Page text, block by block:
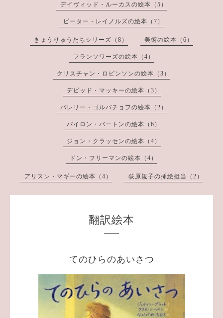
デイヴィッド・ルーカスの絵本（5）
ピーター・レイノルズの絵本（7）
きょうりゅうたちシリーズ（8） 美術の絵本（6）
フランソワーズの絵本（4）
クリスチャン・ロビンソンの絵本（3）
デビッド・マッキーの絵本（3）
バレリー・ゴルバチョフの絵本（2）
バイロン・バートンの絵本（6）
ジョン・クラッセンの絵本（4）
ドン・フリーマンの絵本（4）
アリスン・マギーの絵本（4） 荻原規子の挿絵担当（2）
翻訳絵本
てのひらのあいさつ